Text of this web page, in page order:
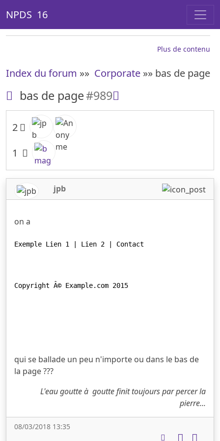
NPDS 16
Plus de contenu
Index du forum »» Corporate »» bas de page
bas de page#989
2
1
jpb
on a
qui se ballade un peu n'importe ou dans le bas de
la page ???
L'eau goutte à goutte finit toujours par percer la
pierre...
08/03/2018 13:35